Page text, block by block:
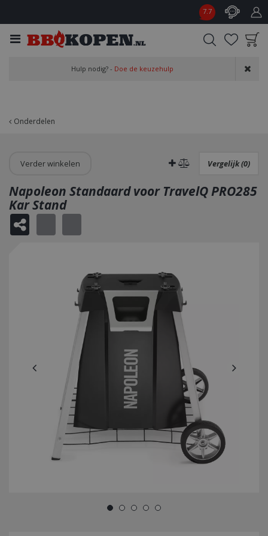
Onderdelen
7.7
aan wensenlijst
Hulp nodig? - Doe de keuzehulp
Verder winkelen Vergelijk (0)
Napoleon Standaard voor TravelQ PRO285
Kar Stand